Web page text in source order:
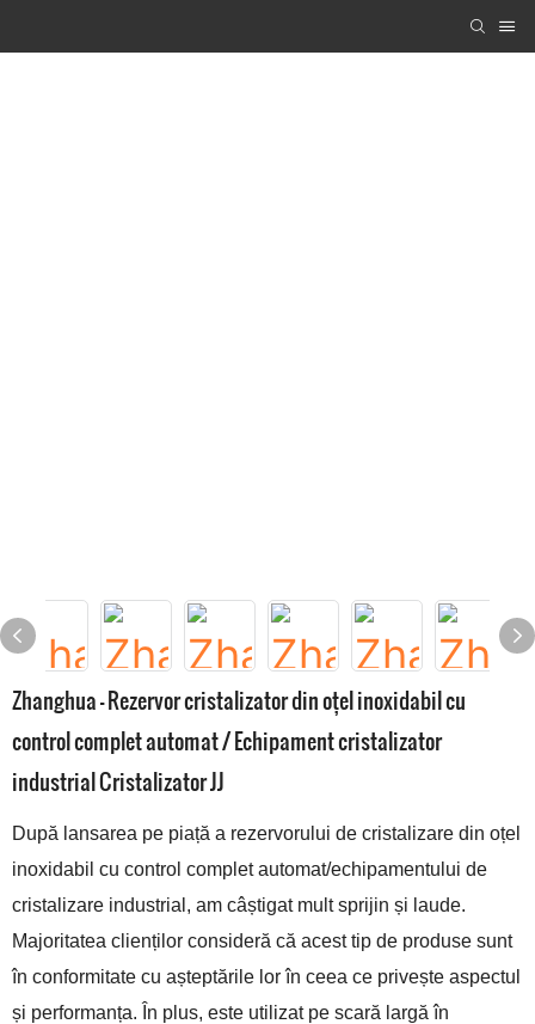
Zhanghua - Rezervor cristalizator din oțel inoxidabil cu
control complet automat / Echipament cristalizator
industrial Cristalizator JJ
După lansarea pe piață a rezervorului de cristalizare din oțel
inoxidabil cu control complet automat/echipamentului de
cristalizare industrial, am câștigat mult sprijin și laude.
Majoritatea clienților consideră că acest tip de produse sunt
în conformitate cu așteptările lor în ceea ce privește aspectul
și performanța. În plus, este utilizat pe scară largă în